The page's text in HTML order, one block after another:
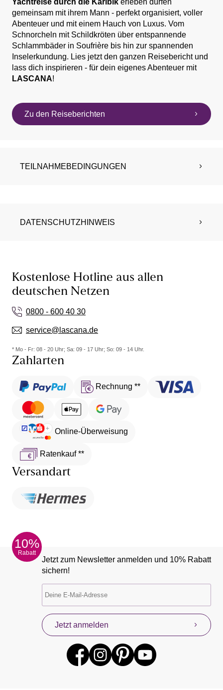
gemeinsam mit ihrem Mann - perfekt organisiert, voller
Abenteuer und mit einem Hauch von Luxus. Vom
Schnorcheln mit Schildkröten über entspannende
Schlammbäder in Soufrière bis hin zur spannenden
Inselerkundung. Lies jetzt den ganzen Reisebericht und
lass dich inspirieren - für dein eigenes Abenteuer mit
LASCANA!
Zu den Reiseberichten
TEILNAHMEBEDINGUNGEN
DATENSCHUTZHINWEIS
Kostenlose Hotline aus allen
deutschen Netzen
0800 - 600 40 30
service@lascana.de
* Mo - Fr: 08 - 20 Uhr; Sa: 09 - 17 Uhr; So: 09 - 14 Uhr.
Zahlarten
Rechnung **
Online-Überweisung
Ratenkauf **
Versandart
10%
Rabatt
Jetzt zum Newsletter anmelden und 10% Rabatt
sichern!
Jetzt anmelden